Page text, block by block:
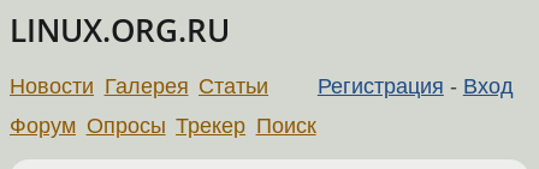
LINUX.ORG.RU
Регистрация - Вход
Новости Галерея Статьи
Форум Опросы Трекер Поиск